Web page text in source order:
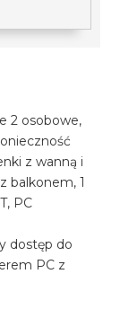
2 osobowe,
z wanną i
balkonem, 1
PC
dostęp do
PC z